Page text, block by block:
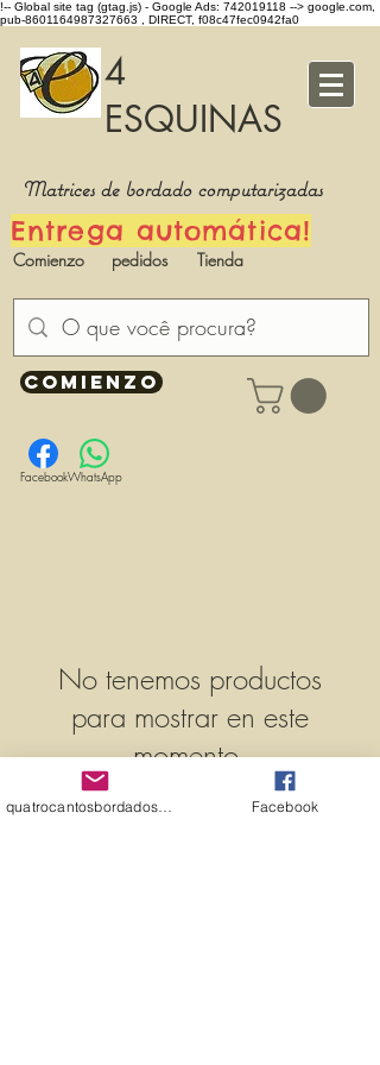
!-- Global site tag (gtag.js) - Google Ads: 742019118 --> google.com,
pub-8601164987327663 , DIRECT, f08c47fec0942fa0
4
ESQUINAS
Matrices de bordado computarizadas
Entrega automática!
Comienzo pedidos Tienda
COMIENZO
FacebookWhatsApp
No tenemos productos
para mostrar en este
momento.
Facebook